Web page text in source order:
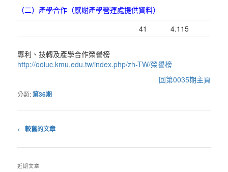
（二）產學合作（感謝產學營運處提供資料）
41
4.115
專利、技轉及產學合作榮譽榜
http://ooiuc.kmu.edu.tw/index.php/zh-TW/榮譽榜
回第0035期主頁
分類:第36期
章
導
← 較舊的文章
近期文章